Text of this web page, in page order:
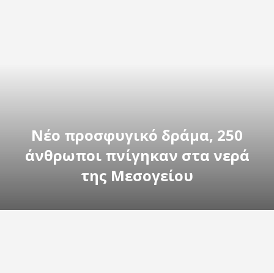
Νέο προσφυγικό δράμα, 250
άνθρωποι πνίγηκαν στα νερά
της Μεσογείου